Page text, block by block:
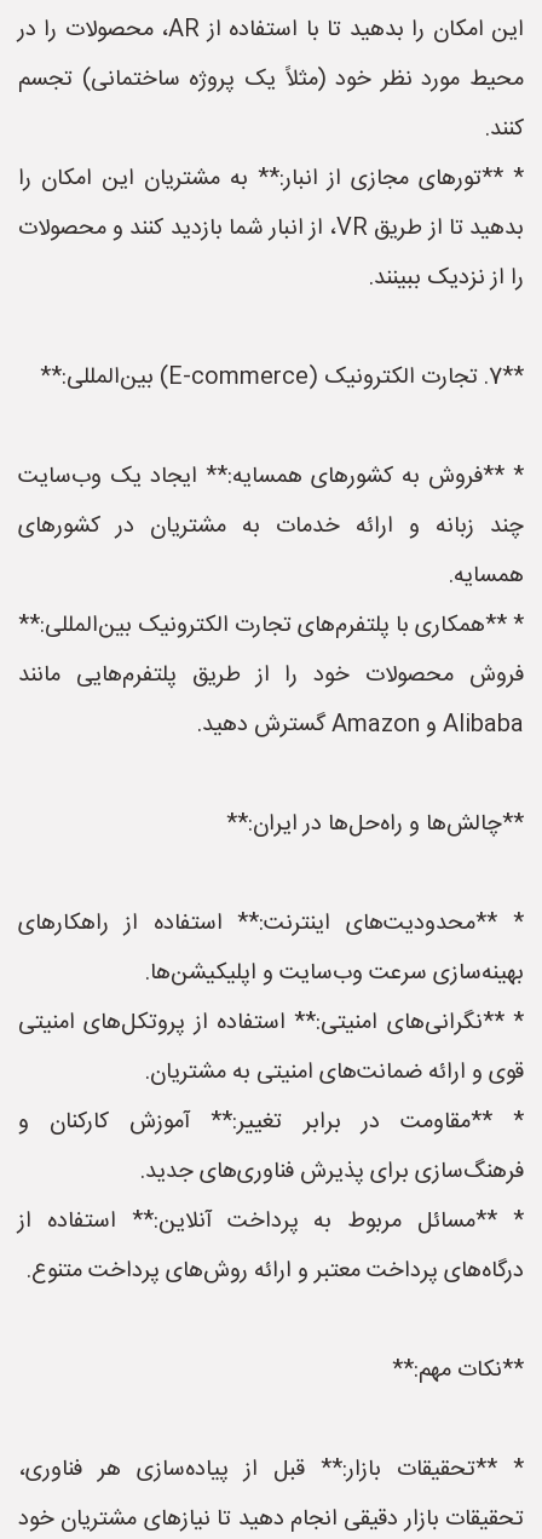
این امکان را بدهید تا با استفاده از AR، محصولات را در
محیط مورد نظر خود (مثلاً یک پروژه ساختمانی) تجسم
کنند.
* **تورهای مجازی از انبار:** به مشتریان این امکان را
بدهید تا از طریق VR، از انبار شما بازدید کنند و محصولات
را از نزدیک ببینند.
**7. تجارت الکترونیک (E-commerce) بین‌المللی:**
* **فروش به کشورهای همسایه:** ایجاد یک وب‌سایت
چند زبانه و ارائه خدمات به مشتریان در کشورهای
همسایه.
* **همکاری با پلتفرم‌های تجارت الکترونیک بین‌المللی:**
فروش محصولات خود را از طریق پلتفرم‌هایی مانند
Alibaba و Amazon گسترش دهید.
**چالش‌ها و راه‌حل‌ها در ایران:**
* **محدودیت‌های اینترنت:** استفاده از راهکارهای
بهینه‌سازی سرعت وب‌سایت و اپلیکیشن‌ها.
* **نگرانی‌های امنیتی:** استفاده از پروتکل‌های امنیتی
قوی و ارائه ضمانت‌های امنیتی به مشتریان.
* **مقاومت در برابر تغییر:** آموزش کارکنان و
فرهنگ‌سازی برای پذیرش فناوری‌های جدید.
* **مسائل مربوط به پرداخت آنلاین:** استفاده از
درگاه‌های پرداخت معتبر و ارائه روش‌های پرداخت متنوع.
**نکات مهم:**
* **تحقیقات بازار:** قبل از پیاده‌سازی هر فناوری،
تحقیقات بازار دقیقی انجام دهید تا نیازهای مشتریان خود